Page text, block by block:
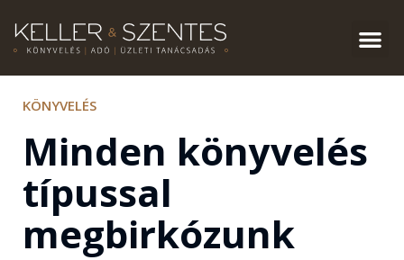
KÖNYVELÉS
Minden könyvelés
típussal
megbirkózunk